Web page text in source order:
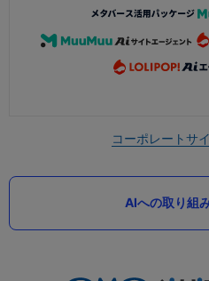
コーポレートサ
AIへの取り組